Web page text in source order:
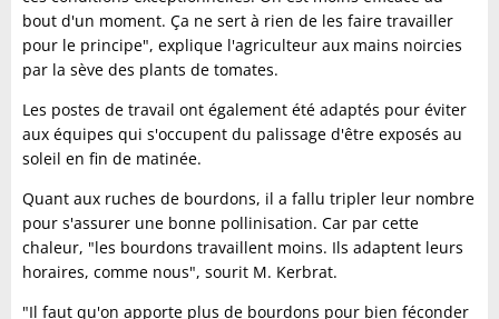
bout d'un moment. Ça ne sert à rien de les faire travailler
pour le principe", explique l'agriculteur aux mains noircies
par la sève des plants de tomates.
Les postes de travail ont également été adaptés pour éviter
aux équipes qui s'occupent du palissage d'être exposés au
soleil en fin de matinée.
Quant aux ruches de bourdons, il a fallu tripler leur nombre
pour s'assurer une bonne pollinisation. Car par cette
chaleur, "les bourdons travaillent moins. Ils adaptent leurs
horaires, comme nous", sourit M. Kerbrat.
"Il faut qu'on apporte plus de bourdons pour bien féconder